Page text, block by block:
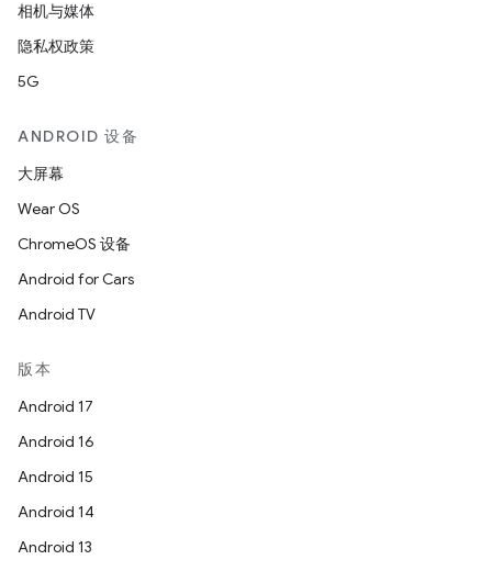
相机与媒体
隐私权政策
5G
ANDROID 设备
大屏幕
Wear OS
ChromeOS 设备
Android for Cars
Android TV
版本
Android 17
Android 16
Android 15
Android 14
Android 13